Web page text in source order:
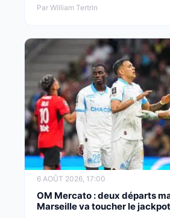
Par William Tertrin
6 AOÛT 2026, 17:00
OM Mercato : deux départs
Marseille va toucher le